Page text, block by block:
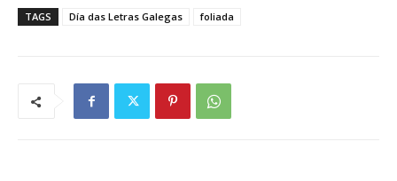
TAGS Día das Letras Galegas foliada